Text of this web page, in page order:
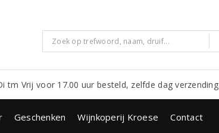
tm Vrij voor 17.00 uur besteld, zelfde dag verzending
Geschenken Wijnkoperij Kroese Contact